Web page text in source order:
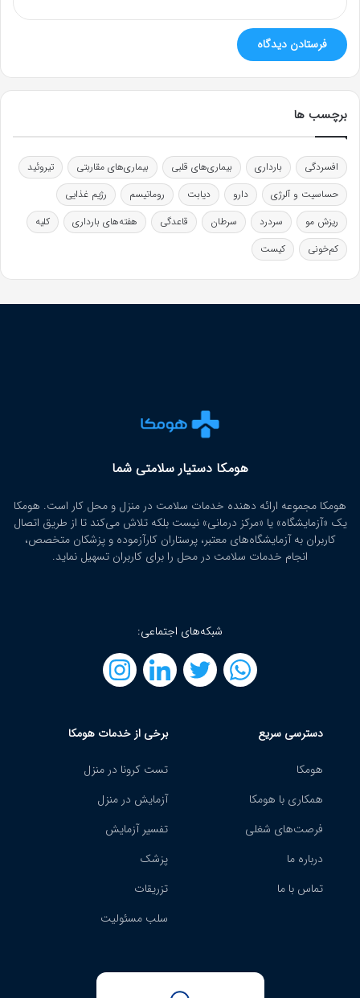
برچسب ها
افسردگی بارداری بیماری‌های قلبی بیماری‌های مقاربتی
تیروئید
حساسیت و آلرژی
دارو دیابت روماتیسم
رژیم غذایی
ریزش مو
سردرد سرطان قاعدگی هفته‌های بارداری
کلیه
کم‌خونی
کیست
هومکا دستیار سلامتی شما
هومکا مجموعه ارائه‌ دهنده خدمات سلامت در منزل و محل کار است. هومکا
یک «آزمایشگاه» یا «مرکز درمانی» نیست بلکه تلاش می‌کند تا از طریق اتصال
کاربران به آزمایشگاه‌های معتبر، پرستاران کارآزموده و پزشکان متخصص،
انجام خدمات سلامت در محل را برای کاربران تسهیل نماید.
شبکه‌های اجتماعی:
دسترسی سریع
هومکا
همکاری با هومکا
فرصت‌های شغلی
درباره ما
تماس با ما
برخی از خدمات هومکا
تست کرونا در منزل
آزمایش در منزل
تفسیر آزمایش
پزشک
تزریقات
سلب مسئولیت